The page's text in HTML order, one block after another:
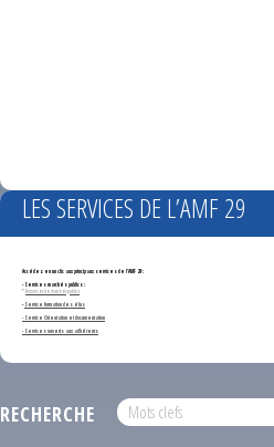
LES SERVICES DE L’AMF 29
Accédez en un clic aux principaux services de l'AMF 29 :
- Services marchés publics :
*Annonces de marchés publics
-Service formation des élus
- Service Orientation et documentation
- Services ouverts aux adhérents
RECHERCHE